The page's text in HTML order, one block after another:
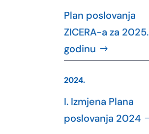
Plan poslovanja
ZICERA-a za 2025.
godinu
2024.
I. Izmjena Plana
poslovanja 2024